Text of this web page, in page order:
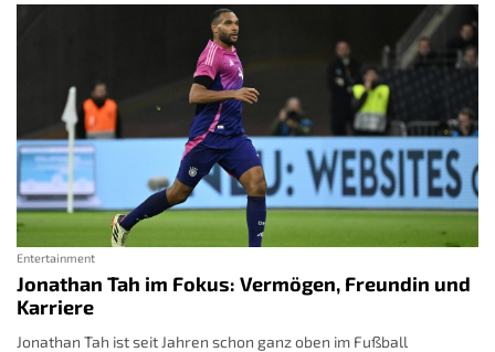
Entertainment
Jonathan Tah im Fokus: Vermögen, Freundin und
Karriere
Jonathan Tah ist seit Jahren schon ganz oben im Fußball